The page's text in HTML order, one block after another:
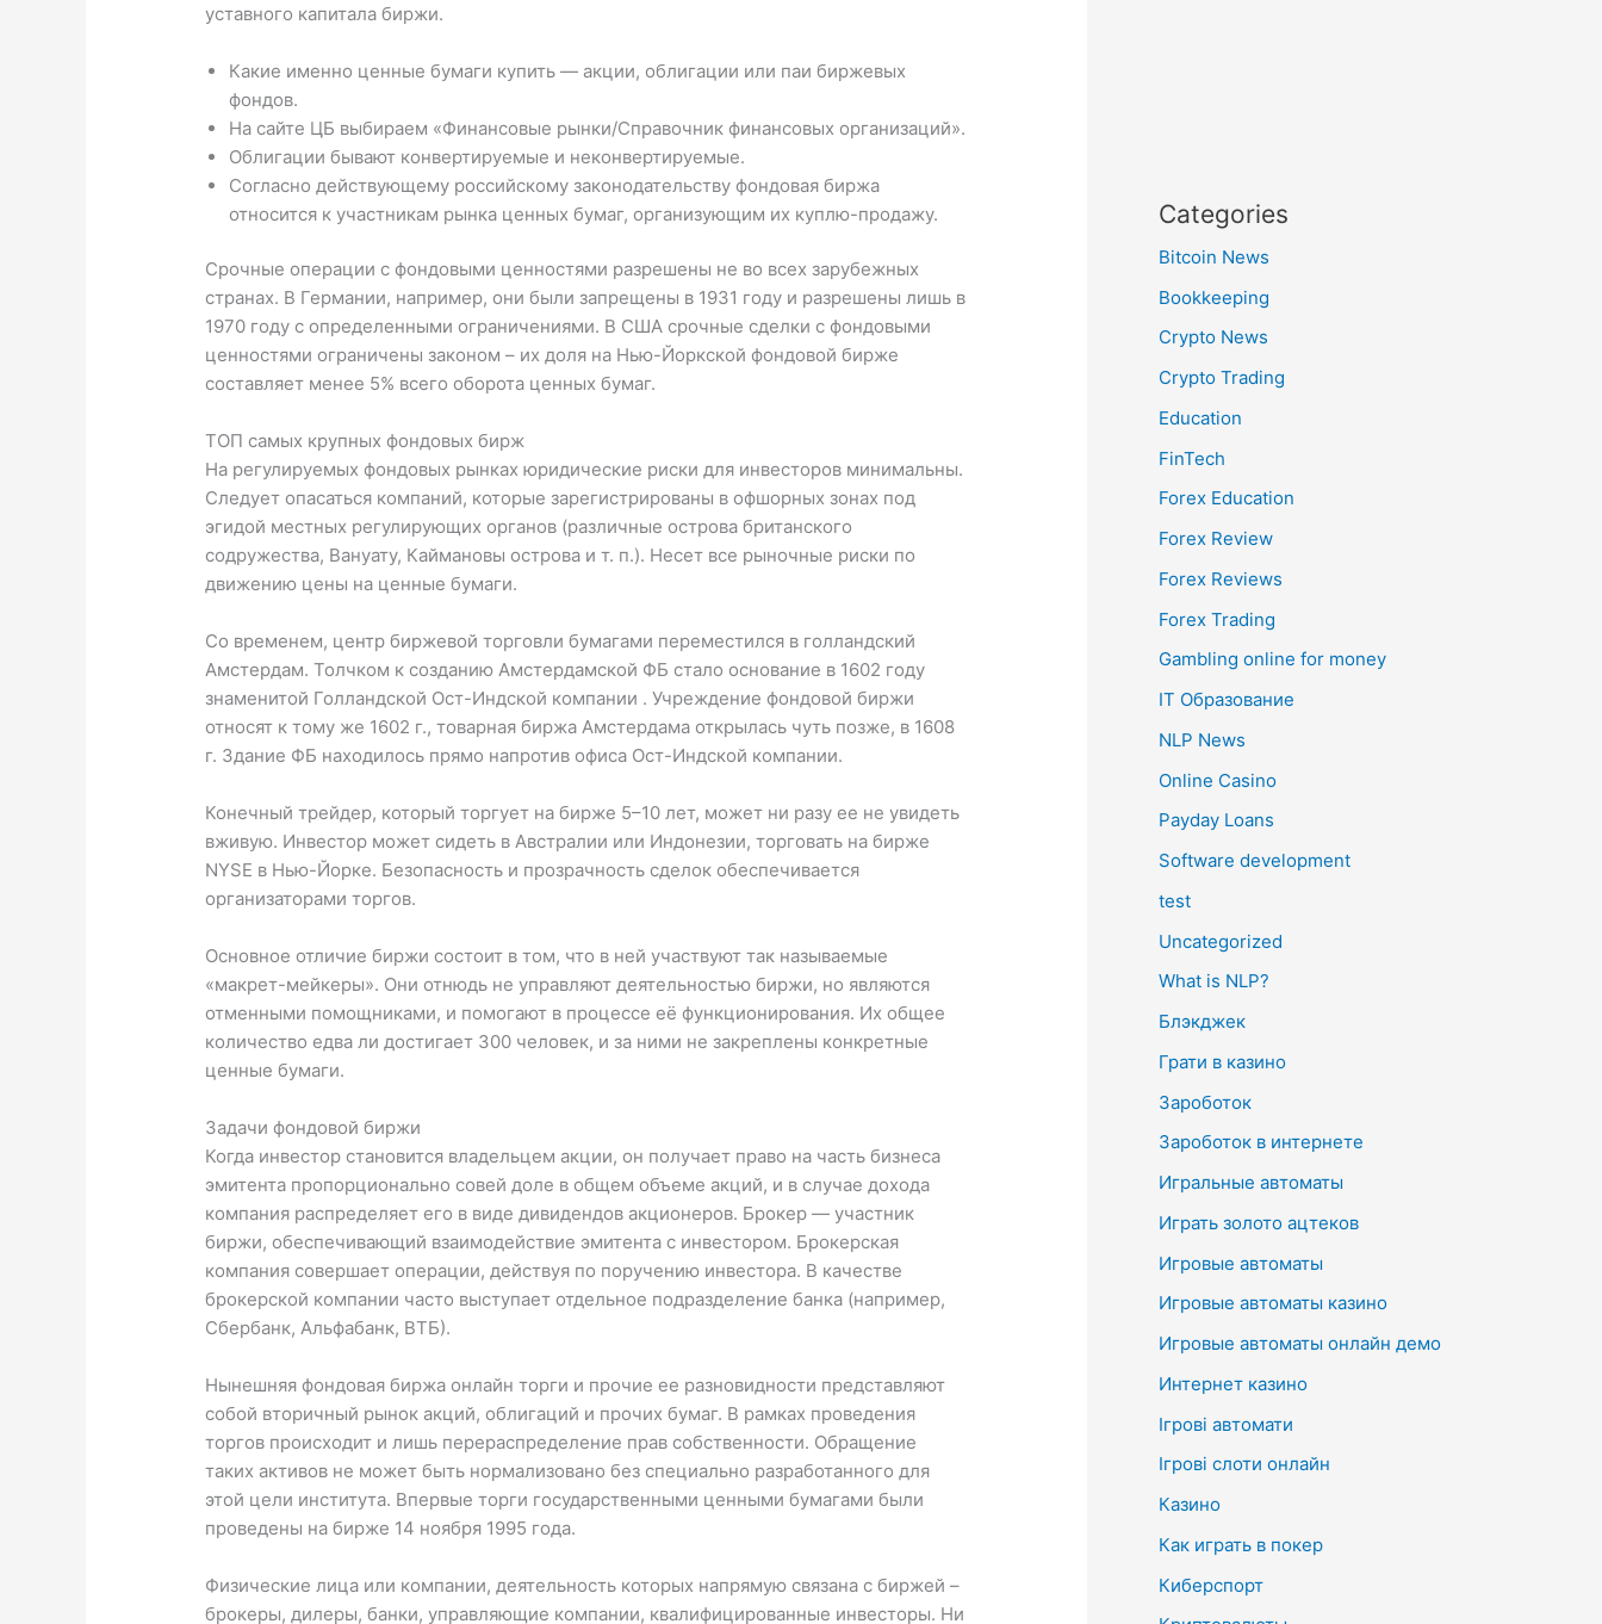
уставного капитала биржи.
Какие именно ценные бумаги купить — акции, облигации или паи биржевых
фондов.
На сайте ЦБ выбираем «Финансовые рынки/Справочник финансовых организаций».
Облигации бывают конвертируемые и неконвертируемые.
Согласно действующему российскому законодательству фондовая биржа
относится к участникам рынка ценных бумаг, организующим их куплю-продажу.
Срочные операции с фондовыми ценностями разрешены не во всех зарубежных
странах. В Германии, например, они были запрещены в 1931 году и разрешены лишь в
1970 году с определенными ограничениями. В США срочные сделки с фондовыми
ценностями ограничены законом – их доля на Нью-Йоркской фондовой бирже
составляет менее 5% всего оборота ценных бумаг.
ТОП самых крупных фондовых бирж
На регулируемых фондовых рынках юридические риски для инвесторов минимальны.
Следует опасаться компаний, которые зарегистрированы в офшорных зонах под
эгидой местных регулирующих органов (различные острова британского
содружества, Вануату, Каймановы острова и т. п.). Несет все рыночные риски по
движению цены на ценные бумаги.
Со временем, центр биржевой торговли бумагами переместился в голландский
Амстердам. Толчком к созданию Амстердамской ФБ стало основание в 1602 году
знаменитой Голландской Ост-Индской компании . Учреждение фондовой биржи
относят к тому же 1602 г., товарная биржа Амстердама открылась чуть позже, в 1608
г. Здание ФБ находилось прямо напротив офиса Ост-Индской компании.
Конечный трейдер, который торгует на бирже 5–10 лет, может ни разу ее не увидеть
вживую. Инвестор может сидеть в Австралии или Индонезии, торговать на бирже
NYSE в Нью-Йорке. Безопасность и прозрачность сделок обеспечивается
организаторами торгов.
Основное отличие биржи состоит в том, что в ней участвуют так называемые
«макрет-мейкеры». Они отнюдь не управляют деятельностью биржи, но являются
отменными помощниками, и помогают в процессе её функционирования. Их общее
количество едва ли достигает 300 человек, и за ними не закреплены конкретные
ценные бумаги.
Задачи фондовой биржи
Когда инвестор становится владельцем акции, он получает право на часть бизнеса
эмитента пропорционально совей доле в общем объеме акций, и в случае дохода
компания распределяет его в виде дивидендов акционеров. Брокер — участник
биржи, обеспечивающий взаимодействие эмитента с инвестором. Брокерская
компания совершает операции, действуя по поручению инвестора. В качестве
брокерской компании часто выступает отдельное подразделение банка (например,
Сбербанк, Альфабанк, ВТБ).
Нынешняя фондовая биржа онлайн торги и прочие ее разновидности представляют
собой вторичный рынок акций, облигаций и прочих бумаг. В рамках проведения
торгов происходит и лишь перераспределение прав собственности. Обращение
таких активов не может быть нормализовано без специально разработанного для
этой цели института. Впервые торги государственными ценными бумагами были
проведены на бирже 14 ноября 1995 года.
Физические лица или компании, деятельность которых напрямую связана с биржей –
брокеры, дилеры, банки, управляющие компании, квалифицированные инвесторы. Ни
Categories
Bitcoin News
Bookkeeping
Crypto News
Crypto Trading
Education
FinTech
Forex Education
Forex Review
Forex Reviews
Forex Trading
Gambling online for money
IT Образование
NLP News
Online Casino
Payday Loans
Software development
test
Uncategorized
What is NLP?
Блэкджек
Грати в казино
Зароботок
Зароботок в интернете
Игральные автоматы
Играть золото ацтеков
Игровые автоматы
Игровые автоматы казино
Игровые автоматы онлайн демо
Интернет казино
Ігрові автомати
Ігрові слоти онлайн
Казино
Как играть в покер
Киберспорт